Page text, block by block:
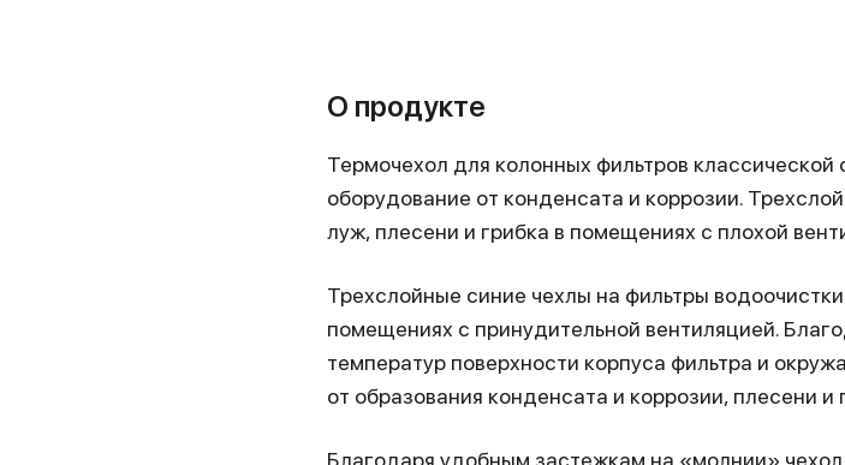
О продукте
Термочехол для колонных фильтров
оборудование от конденсата и коррозии.
луж, плесени и грибка в помещениях с плохой
Трехслойные синие чехлы на фильтры
помещениях с принудительной вентиляцией.
температур поверхности корпуса фильтра и
от образования конденсата и коррозии, плесени
Благодаря удобным застежкам на «молнии»